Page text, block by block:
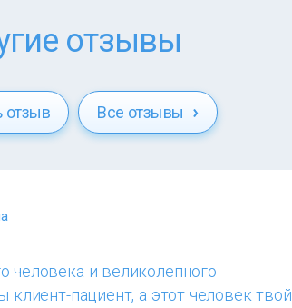
отзывы
отзыв Все отзывы
человека и великолепного
пациент, а этот человек твой